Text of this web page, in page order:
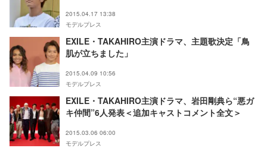
2015.04.17 13:38
モデルプレス
EXILE・TAKAHIRO主演ドラマ、主題歌決定「鳥
肌が立ちました」
2015.04.09 10:56
モデルプレス
EXILE・TAKAHIRO主演ドラマ、岩田剛典ら“悪ガ
キ仲間”6人発表＜追加キャストコメント全文＞
2015.03.06 06:00
モデルプレス